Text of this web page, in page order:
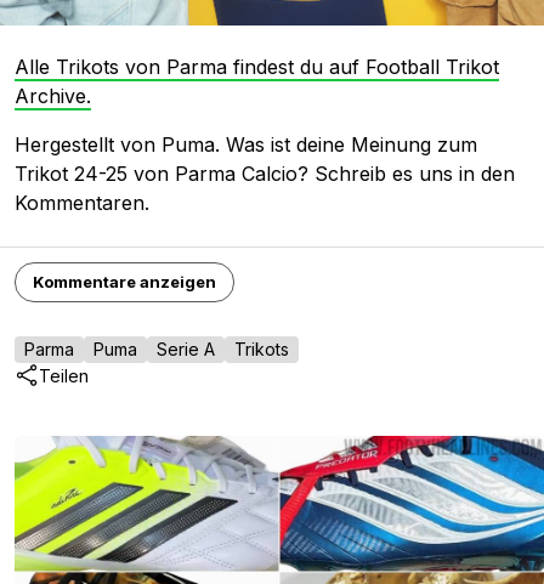
Alle Trikots von Parma findest du auf Football Trikot
Archive.
Hergestellt von Puma. Was ist deine Meinung zum
Trikot 24-25 von Parma Calcio? Schreib es uns in den
Kommentaren.
Kommentare anzeigen
Parma Puma Serie A
Trikots
Teilen